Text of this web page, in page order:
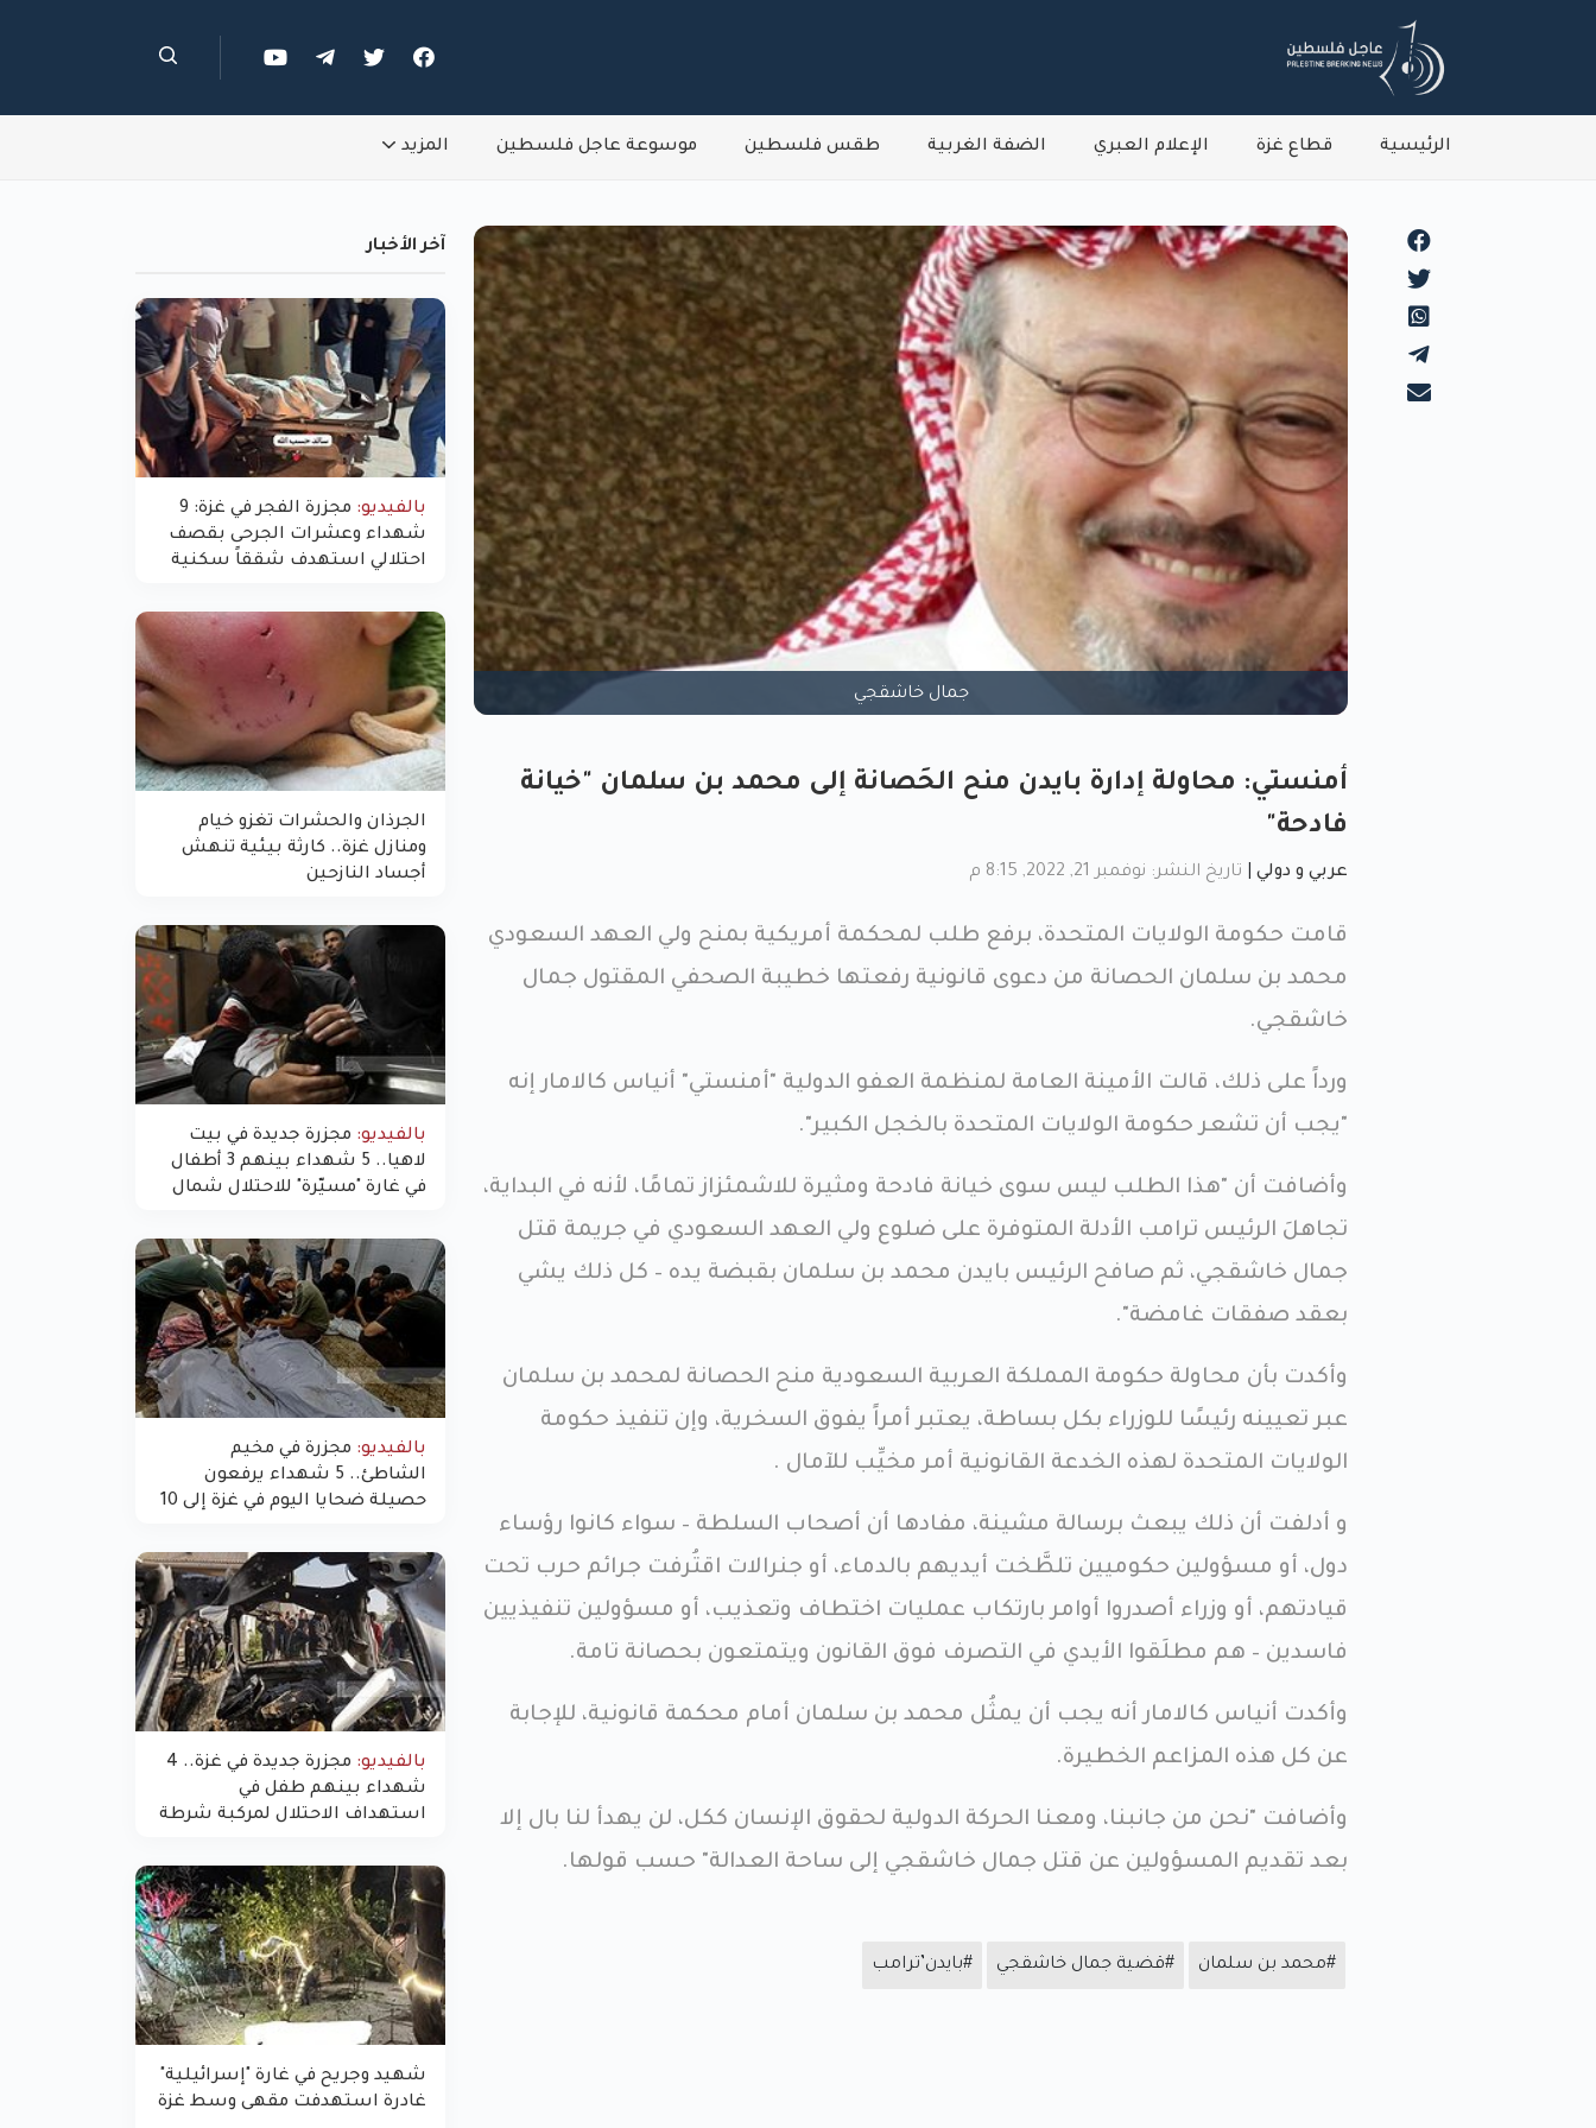
الرئيسية قطاع غزة الإعلام العبري الضفة الغربية طقس فلسطين موسوعة عاجل فلسطين المزيد
جمال خاشقجي
أمنستي: محاولة إدارة بايدن منح الحَصانة إلى محمد بن سلمان "خيانة
فادحة"
عربي و دولي تاريخ النشر: نوفمبر 21, 2022, 8:15 م
قامت حكومة الولايات المتحدة، برفع طلب لمحكمة أمريكية بمنح ولي العهد السعودي
محمد بن سلمان الحصانة من دعوى قانونية رفعتها خطيبة الصحفي المقتول جمال
خاشقجي.
ورداً على ذلك، قالت الأمينة العامة لمنظمة العفو الدولية "أمنستي" أنياس كالامار إنه
"يجب أن تشعر حكومة الولايات المتحدة بالخجل الكبير".
وأضافت أن "هذا الطلب ليس سوى خيانة فادحة ومثيرة للاشمئزاز تمامًا، لأنه في البداية،
تجاهلَ الرئيس ترامب الأدلة المتوفرة على ضلوع ولي العهد السعودي في جريمة قتل
جمال خاشقجي، ثم صافح الرئيس بايدن محمد بن سلمان بقبضة يده – كل ذلك يشي
بعقد صفقات غامضة".
وأكدت بأن محاولة حكومة المملكة العربية السعودية منح الحصانة لمحمد بن سلمان
عبر تعيينه رئيسًا للوزراء بكل بساطة، يعتبر أمراً يفوق السخرية، وإن تنفيذ حكومة
الولايات المتحدة لهذه الخدعة القانونية أمر مخيِّب للآمال .
و أدلفت أن ذلك يبعث برسالة مشينة، مفادها أن أصحاب السلطة – سواء كانوا رؤساء
دول، أو مسؤولين حكوميين تلطَّخت أيديهم بالدماء، أو جنرالات اقتُرفت جرائم حرب تحت
قيادتهم، أو وزراء أصدروا أوامر بارتكاب عمليات اختطاف وتعذيب، أو مسؤولين تنفيذيين
فاسدين – هم مطلَقوا الأيدي في التصرف فوق القانون ويتمتعون بحصانة تامة.
وأكدت أنياس كالامار أنه يجب أن يمثُل محمد بن سلمان أمام محكمة قانونية، للإجابة
عن كل هذه المزاعم الخطيرة.
وأضافت "نحن من جانبنا، ومعنا الحركة الدولية لحقوق الإنسان ككل، لن يهدأ لنا بال إلا
بعد تقديم المسؤولين عن قتل جمال خاشقجي إلى ساحة العدالة" حسب قولها.
#محمد بن سلمان #قضية جمال خاشقجي #بايدن’ترامب
آخر الأخبار
بالفيديو:
مجزرة الفجر في غزة: 9
شهداء وعشرات الجرحى بقصف
احتلالي استهدف شققاً سكنية
الجرذان والحشرات تغزو خيام
ومنازل غزة.. كارثة بيئية تنهش
أجساد النازحين
بالفيديو: مجزرة جديدة في بيت
لاهيا.. 5 شهداء بينهم 3 أطفال
في غارة "مسيّرة" للاحتلال شمال
بالفيديو: مجزرة في مخيم
الشاطئ.. 5 شهداء يرفعون
حصيلة ضحايا اليوم في غزة إلى 10
بالفيديو:
مجزرة جديدة في غزة.. 4
شهداء بينهم طفل في
استهداف الاحتلال لمركبة شرطة
شهيد وجريح في غارة "إسرائيلية"
غادرة استهدفت مقهى وسط غزة